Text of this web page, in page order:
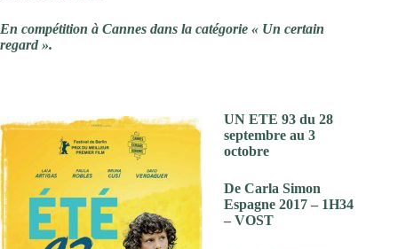
En compétition à Cannes dans la catégorie « Un certain
regard ».
UN ETE 93 du 28
septembre au 3
octobre
De Carla Simon
Espagne 2017 – 1H34
– VOST